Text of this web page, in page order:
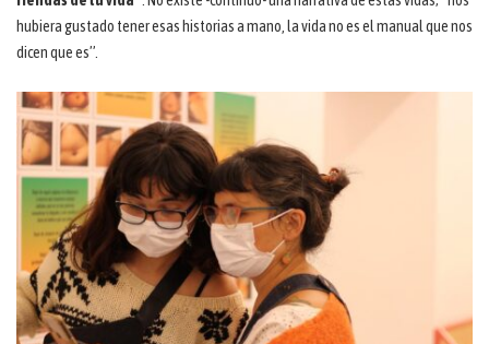
hubiera gustado tener esas historias a mano, la vida no es el manual que nos
dicen que es”.